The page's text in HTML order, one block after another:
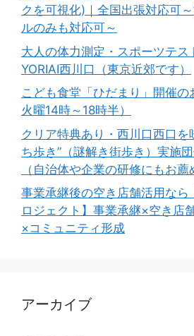
クを可視化)｜全国出張対応可
ルのみも対応可～
大人の体力測定・スポーツテス
YORIAI西川口（東京近郊です）
こども食堂「ひだまり」開催
火曜14時～18時半）
クリア特典あり・西川口西口を
ち歩き”（謎解き街歩き）実施
（自治体や企業の研修にもお薦
事業承継後の空き店舗活用なら
ロジェクト】事業承継×空き店
×コミュニティ形成
アーカイブ